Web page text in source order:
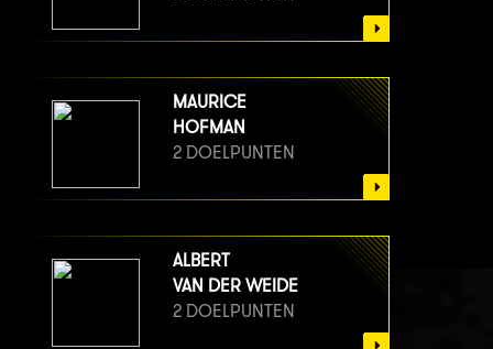
MAURICE
HOFMAN
2 DOELPUNTEN
ALBERT
VAN DER WEIDE
2 DOELPUNTEN